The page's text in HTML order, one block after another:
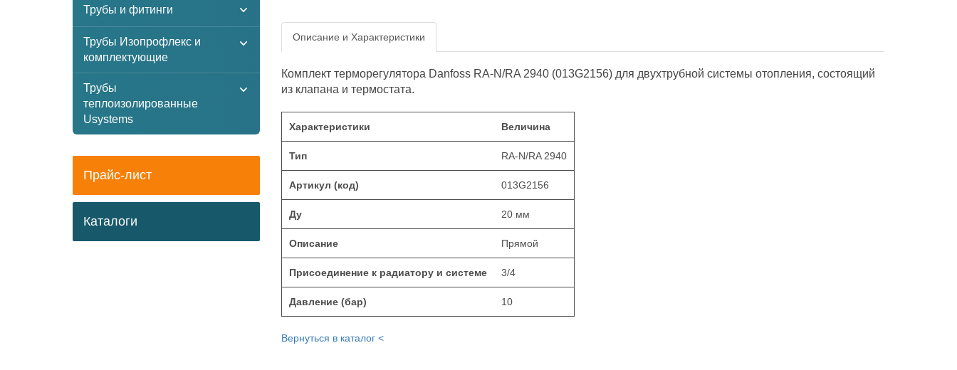
Трубы и фитинги
Трубы Изопрофлекс и
комплектующие
Трубы
теплоизолированные
Usystems
Прайс-лист
Каталоги
Описание и Характеристики
Комплект терморегулятора Danfoss RA-N/RA 2940 (013G2156) для двухтрубной системы отопления, состоящий
из клапана и термостата.
Характеристики Величина
Тип RA-N/RA 2940
Артикул (код) 013G2156
Ду 20 мм
Описание Прямой
Присоединение к радиатору и системе 3/4
Давление (бар) 10
Вернуться в каталог <